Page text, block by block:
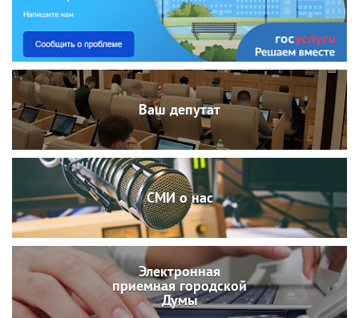
Ваш депутат
СМИ о нас
Электронная
приемная городской
Думы